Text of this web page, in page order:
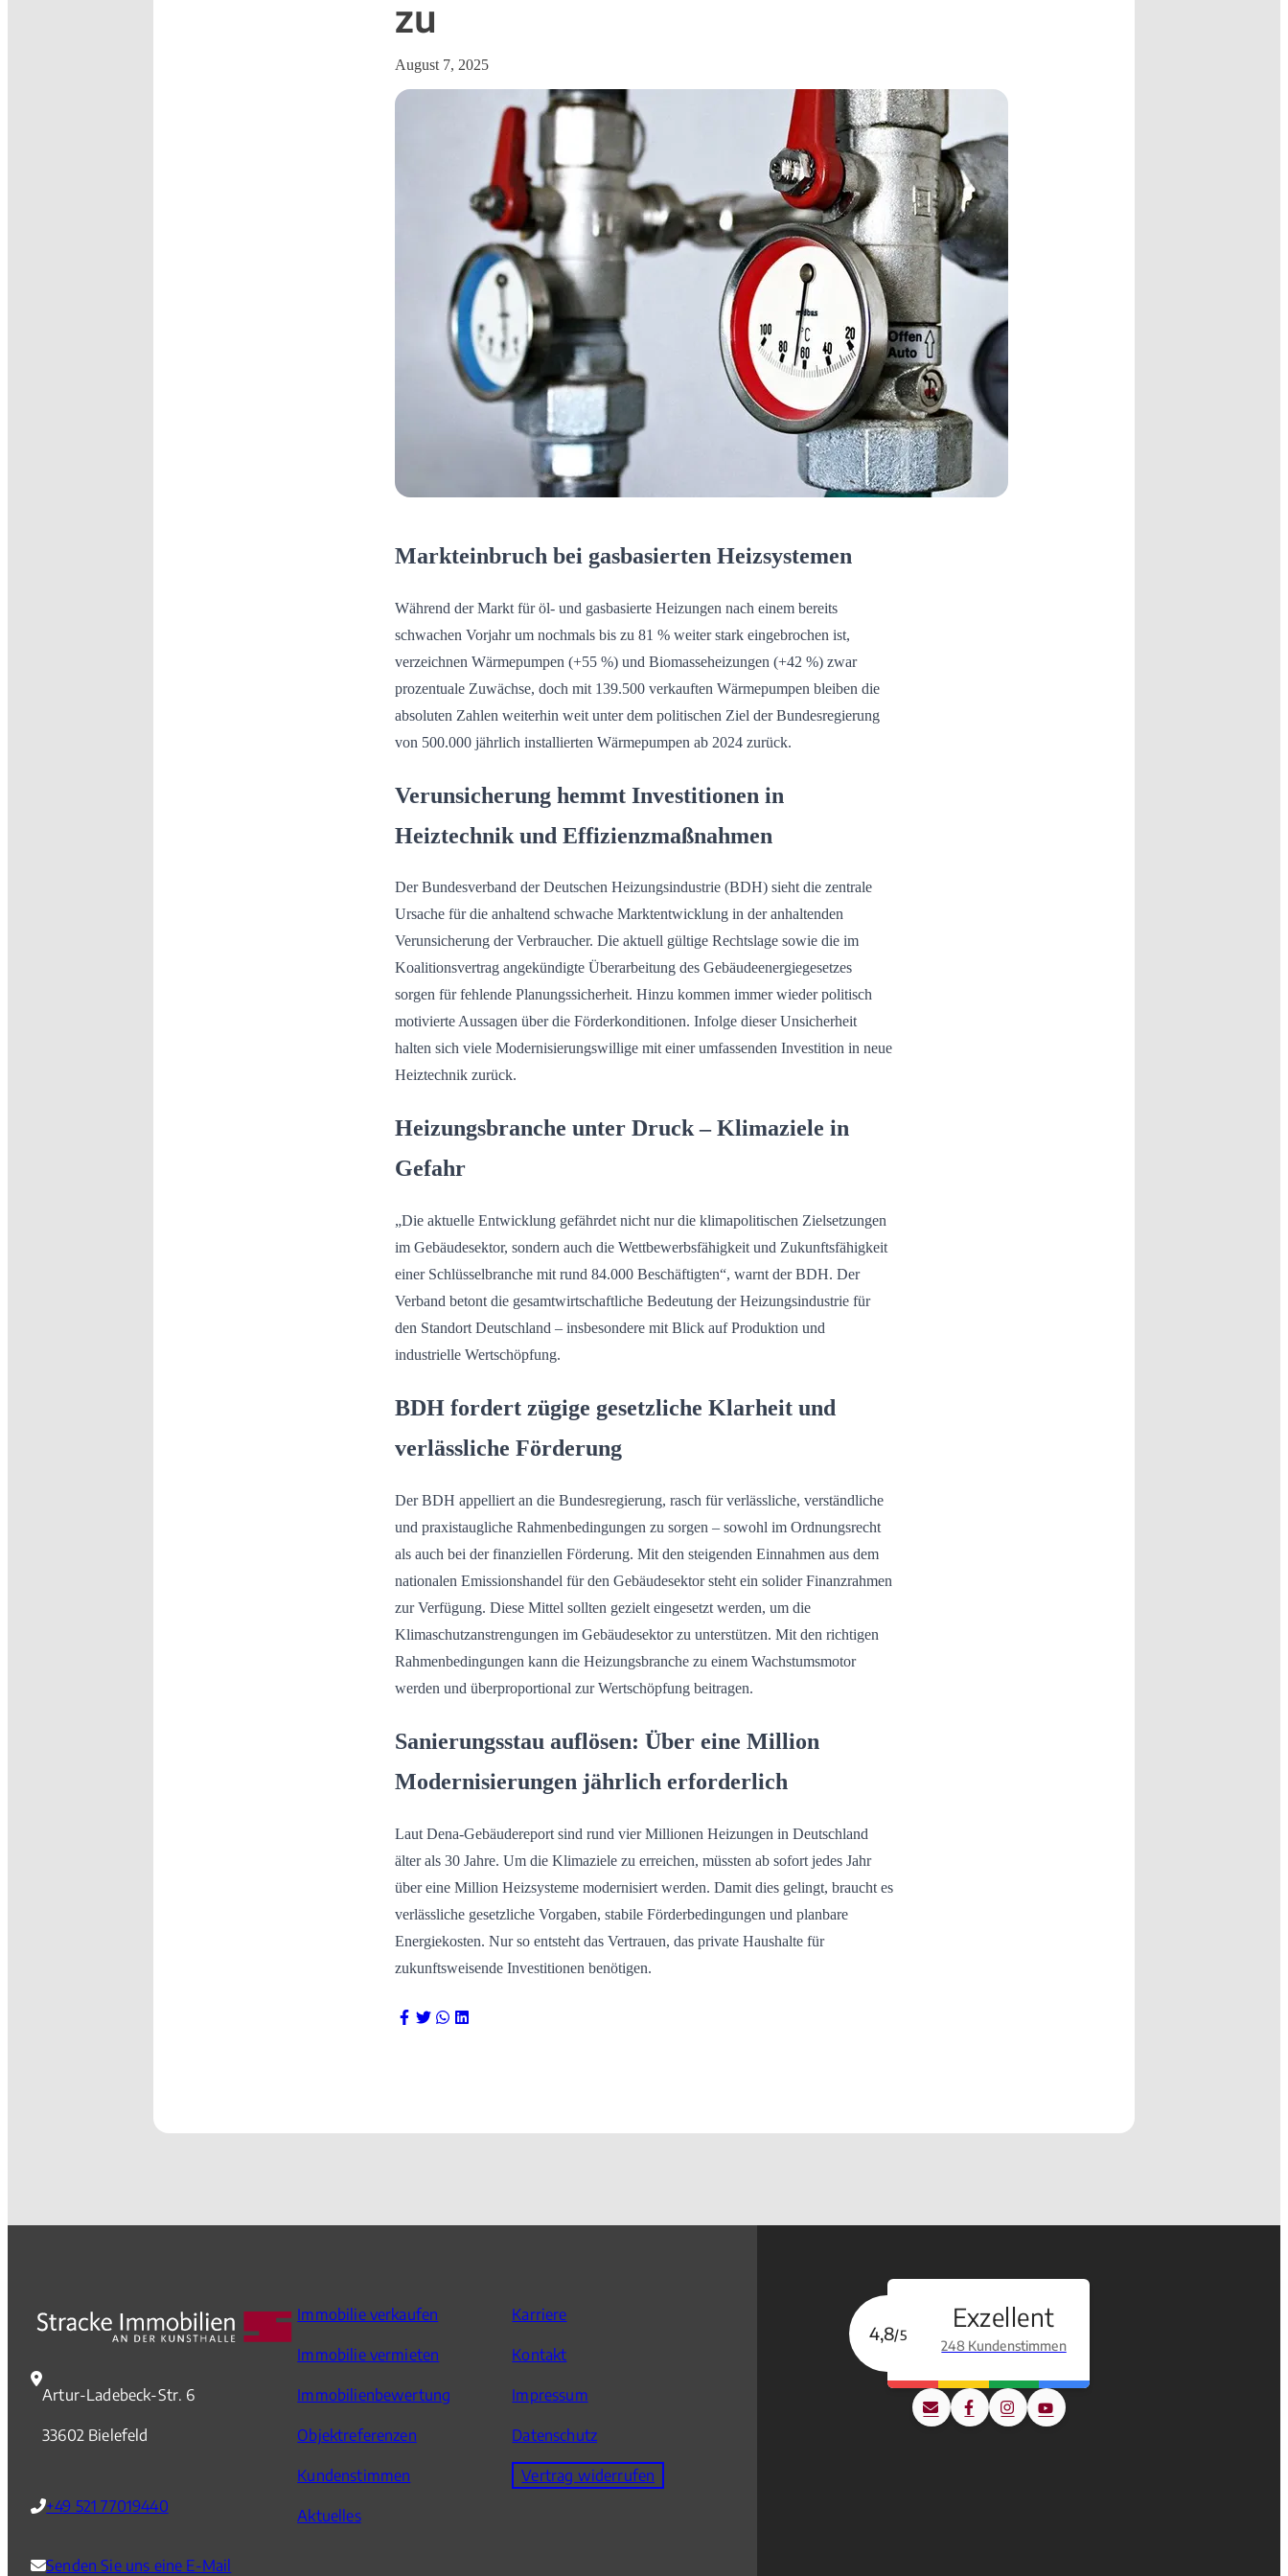
zu
August 7, 2025
Markteinbruch bei gasbasierten Heizsystemen
Während der Markt für öl- und gasbasierte Heizungen nach einem bereits
schwachen Vorjahr um nochmals bis zu 81 % weiter stark eingebrochen ist,
verzeichnen Wärmepumpen (+55 %) und Biomasseheizungen (+42 %) zwar
prozentuale Zuwächse, doch mit 139.500 verkauften Wärmepumpen bleiben die
absoluten Zahlen weiterhin weit unter dem politischen Ziel der Bundesregierung
von 500.000 jährlich installierten Wärmepumpen ab 2024 zurück.
Verunsicherung hemmt Investitionen in
Heiztechnik und Effizienzmaßnahmen
Der Bundesverband der Deutschen Heizungsindustrie (BDH) sieht die zentrale
Ursache für die anhaltend schwache Marktentwicklung in der anhaltenden
Verunsicherung der Verbraucher. Die aktuell gültige Rechtslage sowie die im
Koalitionsvertrag angekündigte Überarbeitung des Gebäudeenergiegesetzes
sorgen für fehlende Planungssicherheit. Hinzu kommen immer wieder politisch
motivierte Aussagen über die Förderkonditionen. Infolge dieser Unsicherheit
halten sich viele Modernisierungswillige mit einer umfassenden Investition in neue
Heiztechnik zurück.
Heizungsbranche unter Druck – Klimaziele in
Gefahr
„Die aktuelle Entwicklung gefährdet nicht nur die klimapolitischen Zielsetzungen
im Gebäudesektor, sondern auch die Wettbewerbsfähigkeit und Zukunftsfähigkeit
einer Schlüsselbranche mit rund 84.000 Beschäftigten“, warnt der BDH. Der
Verband betont die gesamtwirtschaftliche Bedeutung der Heizungsindustrie für
den Standort Deutschland – insbesondere mit Blick auf Produktion und
industrielle Wertschöpfung.
BDH fordert zügige gesetzliche Klarheit und
verlässliche Förderung
Der BDH appelliert an die Bundesregierung, rasch für verlässliche, verständliche
und praxistaugliche Rahmenbedingungen zu sorgen – sowohl im Ordnungsrecht
als auch bei der finanziellen Förderung. Mit den steigenden Einnahmen aus dem
nationalen Emissionshandel für den Gebäudesektor steht ein solider Finanzrahmen
zur Verfügung. Diese Mittel sollten gezielt eingesetzt werden, um die
Klimaschutzanstrengungen im Gebäudesektor zu unterstützen. Mit den richtigen
Rahmenbedingungen kann die Heizungsbranche zu einem Wachstumsmotor
werden und überproportional zur Wertschöpfung beitragen.
Sanierungsstau auflösen: Über eine Million
Modernisierungen jährlich erforderlich
Laut Dena-Gebäudereport sind rund vier Millionen Heizungen in Deutschland
älter als 30 Jahre. Um die Klimaziele zu erreichen, müssten ab sofort jedes Jahr
über eine Million Heizsysteme modernisiert werden. Damit dies gelingt, braucht es
verlässliche gesetzliche Vorgaben, stabile Förderbedingungen und planbare
Energiekosten. Nur so entsteht das Vertrauen, das private Haushalte für
zukunftsweisende Investitionen benötigen.
Artur-Ladebeck-Str. 6
33602 Bielefeld
+49 521 77019440
Senden Sie uns eine E-Mail
Immobilie verkaufen
Immobilie vermieten
Immobilienbewertung
Objektreferenzen
Kundenstimmen
Aktuelles
Karriere
Kontakt
Impressum
Datenschutz
Vertrag widerrufen
4,8/5
Exzellent
248 Kundenstimmen